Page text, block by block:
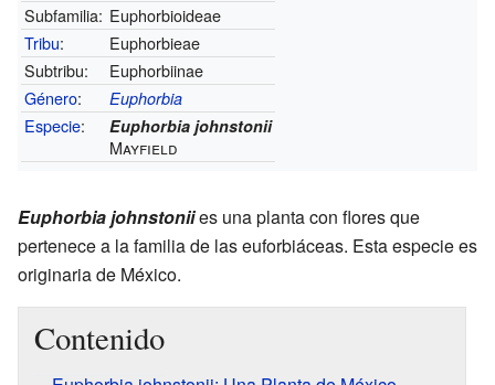
Subfamilia: Euphorbioideae
Tribu:
Euphorbieae
Subtribu:
Euphorbiinae
Género: Euphorbia
Especie: Euphorbia johnstonii
Mayfield
Euphorbia johnstoniies una planta con flores que
pertenece a la familia de las euforbiáceas. Esta especie es
originaria de México.
Contenido